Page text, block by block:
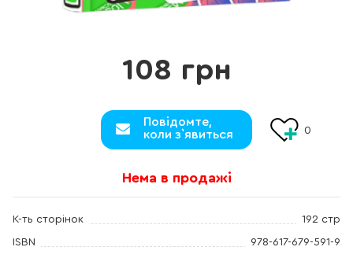
108 грн
Повідомте,
коли з`явиться
0
Нема в продажі
К-ть сторінок 192 стр
ISBN 978-617-679-591-9